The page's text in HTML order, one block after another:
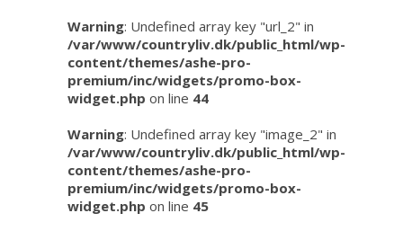
Warning: Undefined array key "url_2" in
/var/www/countryliv.dk/public_html/wp-
content/themes/ashe-pro-
premium/inc/widgets/promo-box-
widget.php on line 44
Warning: Undefined array key "image_2" in
/var/www/countryliv.dk/public_html/wp-
content/themes/ashe-pro-
premium/inc/widgets/promo-box-
widget.php on line 45